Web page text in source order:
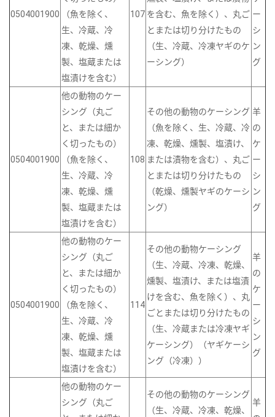
0504001900
（魚を除く、
生、冷蔵、冷
凍、乾燥、燻
製、塩蔵または
塩漬けを含む）
107 を含む、魚を除く）、丸ご
とまたは切り分けたもの
（生、冷蔵、冷凍ヤギのケ
ーシング）
ー
シ
ン
グ
0504001900
他の動物のケー
シング（丸ご
と、または細か
く切ったもの）
（魚を除く、
生、冷蔵、冷
凍、乾燥、燻
製、塩蔵または
塩漬けを含む）
108
その他の動物のケーシング
（魚を除く、生、冷蔵、冷
凍、乾燥、燻製、塩漬け、
または漬物を含む）、丸ご
とまたは切り分けたもの
（乾燥、燻製ヤギのケーシ
ング）
羊
の
ケ
ー
シ
ン
グ
0504001900
他の動物のケー
シング（丸ご
と、または細か
く切ったもの）
（魚を除く、
生、冷蔵、冷
凍、乾燥、燻
製、塩蔵または
塩漬けを含む）
114
その他の動物ケーシング
（生、冷蔵、冷凍、乾燥、
燻製、塩漬け、または塩漬
けを含む、魚を除く）、丸
ごとまたは切り分けたもの
（生、冷蔵または冷凍ヤギ
ケーシング）（ヤギケーシ
ング（冷凍））
羊
の
ケ
ー
シ
ン
グ
他の動物のケー
シング（丸ご
その他の動物のケーシング
（生、冷蔵、冷凍、乾燥、
羊